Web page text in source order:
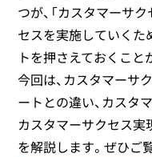
つが、「カスタマーサ
セスを実施していくた
トを押さえておくこと
今回は、カスタマーサ
ートとの違い、カスタ
カスタマーサクセス実
を解説します。ぜひご